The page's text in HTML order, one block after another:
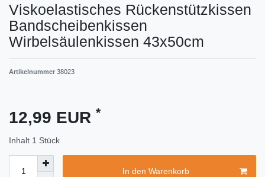
Viskoelastisches Rückenstützkissen
Bandscheibenkissen
Wirbelsäulenkissen 43x50cm
Artikelnummer 38023
12,99 EUR *
Inhalt 1 Stück
In den Warenkorb